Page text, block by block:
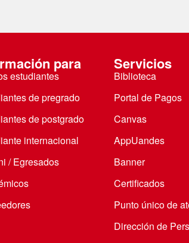
para
estudiantes
de pregrado
de postgrado
internacional
/ Egresados
Servicios
Biblioteca
Portal de Pagos
Canvas
AppUandes
Banner
Certificados
Punto único de
Dirección de